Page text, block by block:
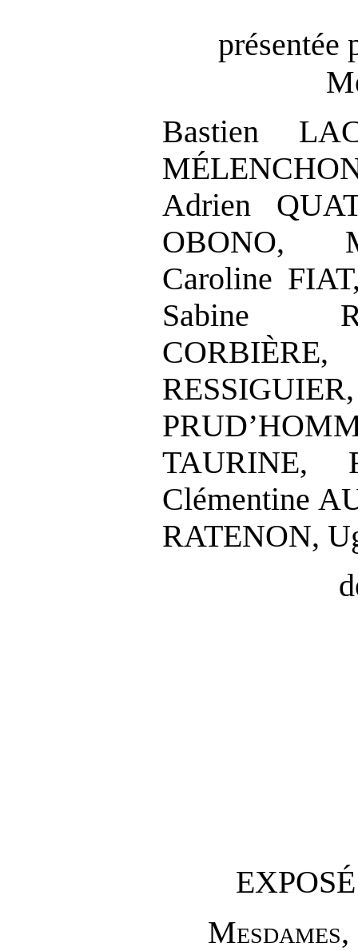
présentée
Bastien
Adrien
OBONO,
Caroline
Sabine
CORBIÈRE,
RESSIGUIER,
PRUD’
TAURINE,
Clémentine
RATENON,
Mesdames